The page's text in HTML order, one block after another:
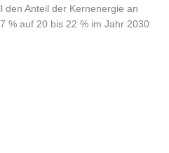
den Anteil der Kernenergie an
% auf 20 bis 22 % im Jahr 2030